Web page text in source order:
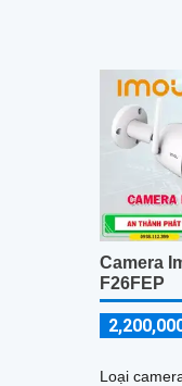
Camera
F26FEP
Loại